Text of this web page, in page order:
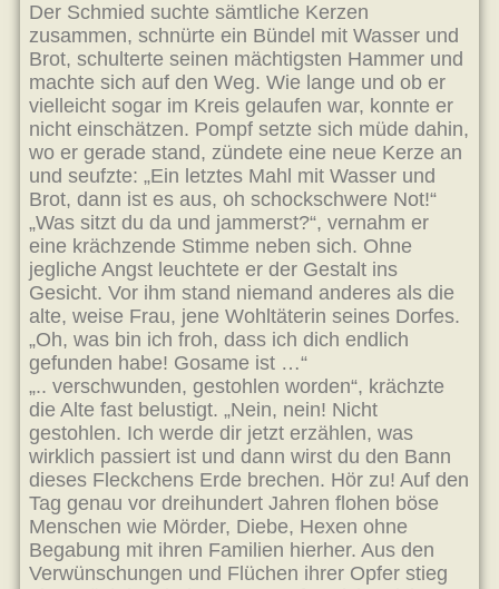
Der Schmied suchte sämtliche Kerzen
zusammen, schnürte ein Bündel mit Wasser und
Brot, schulterte seinen mächtigsten Hammer und
machte sich auf den Weg. Wie lange und ob er
vielleicht sogar im Kreis gelaufen war, konnte er
nicht einschätzen. Pompf setzte sich müde dahin,
wo er gerade stand, zündete eine neue Kerze an
und seufzte: „Ein letztes Mahl mit Wasser und
Brot, dann ist es aus, oh schockschwere Not!“
„Was sitzt du da und jammerst?“, vernahm er
eine krächzende Stimme neben sich. Ohne
jegliche Angst leuchtete er der Gestalt ins
Gesicht. Vor ihm stand niemand anderes als die
alte, weise Frau, jene Wohltäterin seines Dorfes.
„Oh, was bin ich froh, dass ich dich endlich
gefunden habe! Gosame ist …“
„.. verschwunden, gestohlen worden“, krächzte
die Alte fast belustigt. „Nein, nein! Nicht
gestohlen. Ich werde dir jetzt erzählen, was
wirklich passiert ist und dann wirst du den Bann
dieses Fleckchens Erde brechen. Hör zu! Auf den
Tag genau vor dreihundert Jahren flohen böse
Menschen wie Mörder, Diebe, Hexen ohne
Begabung mit ihren Familien hierher. Aus den
Verwünschungen und Flüchen ihrer Opfer stieg